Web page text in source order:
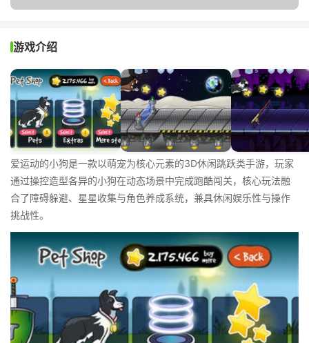
游戏介绍
爱运动的小狗是一款以萌宠为核心元素的3D休闲跳跃类手游，玩家
通过操控造型各异的小狗在动态场景中完成跑酷闯关，核心玩法融
合了障碍躲避、星星收集与角色养成系统，兼具休闲娱乐性与操作
挑战性。